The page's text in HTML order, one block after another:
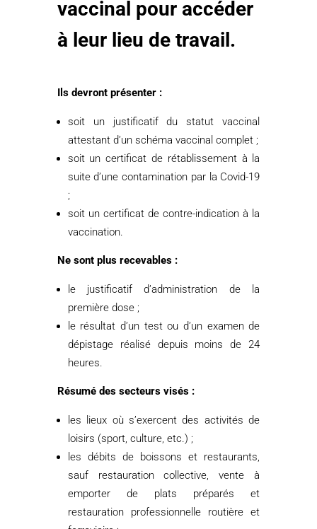
vaccinal pour accéder
à leur lieu de travail.
Ils devront présenter :
soit un justificatif du statut vaccinal
attestant d’un schéma vaccinal complet ;
soit un certificat de rétablissement à la
suite d’une contamination par la Covid-19
;
soit un certificat de contre-indication à la
vaccination.
Ne sont plus recevables :
le justificatif d’administration de la
première dose ;
le résultat d’un test ou d’un examen de
dépistage réalisé depuis moins de 24
heures.
Résumé des secteurs visés :
les lieux où s’exercent des activités de
loisirs (sport, culture, etc.) ;
les débits de boissons et restaurants,
sauf restauration collective, vente à
emporter de plats préparés et
restauration professionnelle routière et